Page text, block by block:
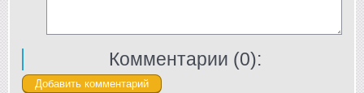
Комментарии (0):